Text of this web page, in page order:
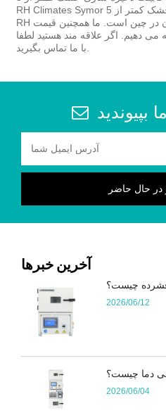
RH Climates Symor یکی از کابینت ذخیره سازی خشک کمتر از 5%
RH تولید کنندگان و تامین کنندگان در چین است. ما همچنین قیمت
می دهیم. اگر علاقه مند هستید لطفا
بپیوندید
آخرین خبرها
چیست؟
2026/06/12
دما چیست؟
2026/06/04